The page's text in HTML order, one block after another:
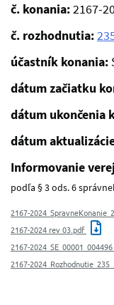
č. konania:2167-
č. rozhodnutia:
účastník konania:
dátum začiatku
dátum ukončenia
dátum
Informovanie
podľa § 3 ods. 6
2167-
2167-2024 rev 03.pdf
2167-
2167-